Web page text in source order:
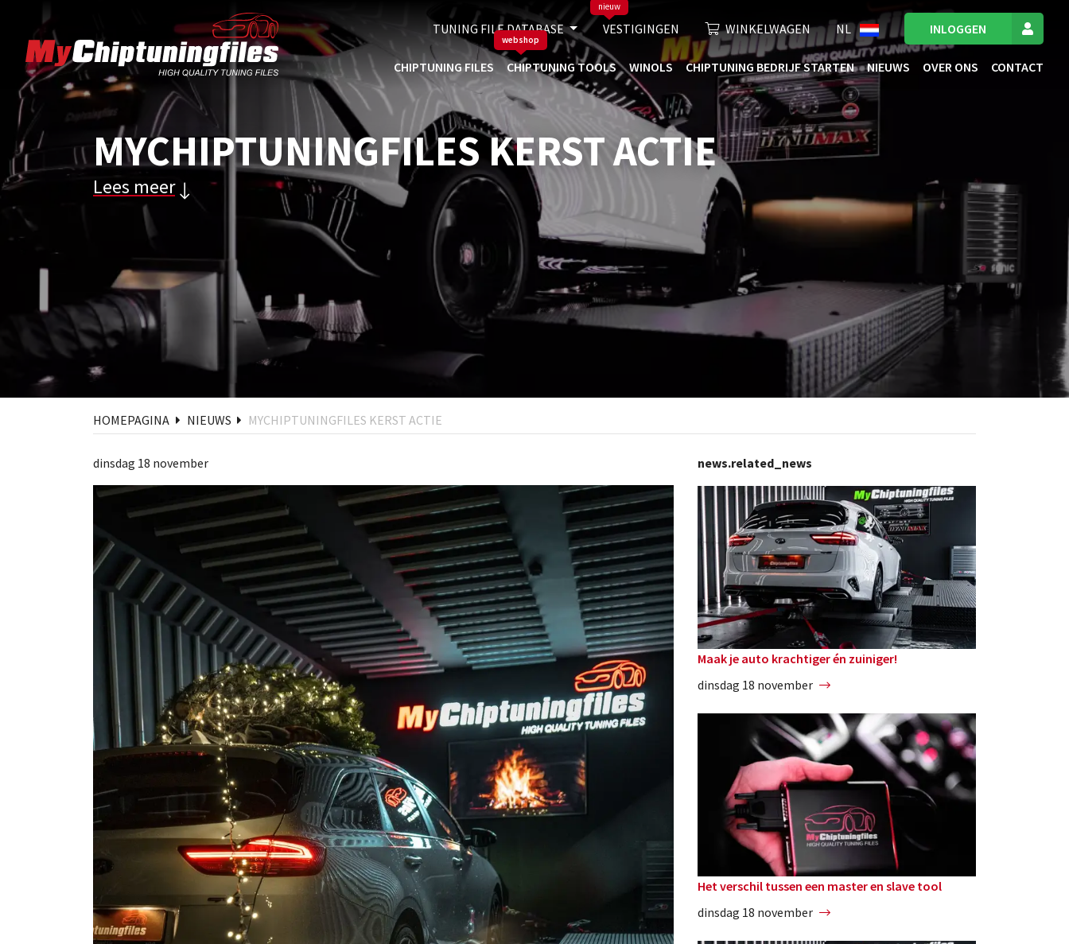
TUNING FILE DATABASE VESTIGINGEN
nieuw
WINKELWAGEN NL INLOGGEN
CHIPTUNING FILES CHIPTUNING TOOLS
webshop
WINOLS CHIPTUNING BEDRIJF STARTEN NIEUWS OVER ONS CONTACT
MYCHIPTUNINGFILES KERST ACTIE
Lees meer
HOMEPAGINA NIEUWS MYCHIPTUNINGFILES KERST ACTIE
dinsdag 18 november news.related_news
Maak je auto krachtiger én zuiniger!
dinsdag 18 november
Het verschil tussen een master en slave tool
dinsdag 18 november